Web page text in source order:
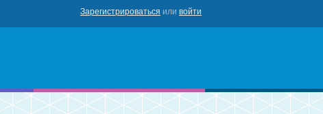
Зарегистрироваться или войти